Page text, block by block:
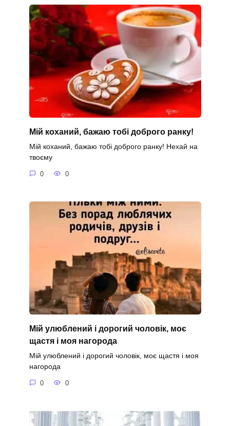
Мій коханий, бажаю тобі доброго ранку!
Мій коханий, бажаю тобі доброго ранку! Нехай на
твоєму
0 0
Мій улюблений і дорогий чоловік, моє
щастя і моя нагорода
Мій улюблений і дорогий чоловік, моє щастя і моя
нагорода
0 0